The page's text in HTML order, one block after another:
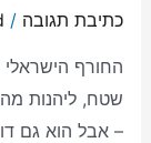
כתיבת תגובה /
החורף הישראלי
שטח, ליהנות
– אבל הוא גם